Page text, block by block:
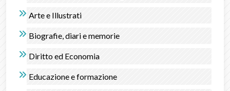
Arte e Illustrati
Biografie, diari e memorie
Diritto ed Economia
Educazione e formazione